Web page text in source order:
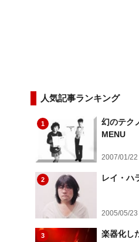
人気記事ランキング
1
幻のテク
MENU
2007/01/22
2 レイ・ハ
2005/05/23
3
楽器化し